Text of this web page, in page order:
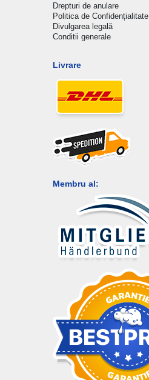
Drepturi de anulare
Politica de Confidențialitate
Divulgarea legală
Conditii generale
Livrare
Membru al: